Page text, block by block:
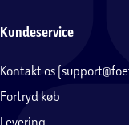
Kundeservice
Kontakt os
Fortryd køb
Levering